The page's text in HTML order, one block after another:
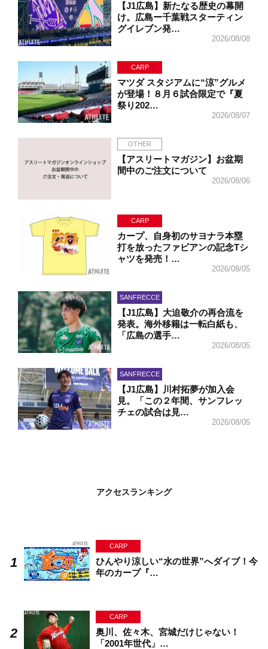
【J1広島】新たなる歴史の幕開
け。広島ー千葉戦スターティン
グイレブン発…
2026/08/08
CARP
マツダ スタジアムに“涼”グルメ
が登場！８月６試合限定で『夏
祭り202…
2026/08/07
OTHER
【アスリートマガジン】お盆期
間中のご注文について
2026/08/06
CARP
カープ、自身初のサヨナラ本塁
打を放ったファビアンの記念Tシ
ャツを発売！…
2026/08/05
SANFRECCE
【J1広島】大迫敬介の再合流を
発表。海外移籍は一転白紙も、
「広島の選手…
2026/08/05
SANFRECCE
【J1広島】川村拓夢が加入会
見。「この２年間、サンフレッ
チェの試合は見…
2026/08/05
アクセスランキング
CARP
ひんやり涼しい“水の世界”へダイブ！今
年のカープ『…
CARP
奥川、佐々木、宮城だけじゃない！
「2001年世代」…